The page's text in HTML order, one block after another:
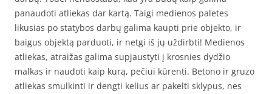
panaudoti atliekas dar kartą. Taigi medienos paletes
likusias po statybos darbų galima kaupti prie objekto, ir
baigus objektą parduoti, ir netgi iš jų uždirbti! Medienos
atliekas, atraižas galima supjaustyti į krosnies dydžio
malkas ir naudoti kaip kurą, pečiui kūrenti. Betono ir gruzo
atliekas smulkinti ir dengti kelius ar pakelti sklypus, nes